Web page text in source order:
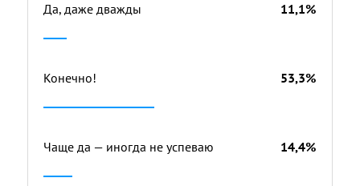
Да, даже дважды 11,1%
Конечно! 53,3%
Чаще да — иногда не успеваю 14,4%